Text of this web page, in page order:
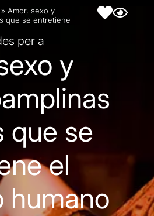
» Amor, sexo y
que se entretiene
per a
y
que se
el
humano